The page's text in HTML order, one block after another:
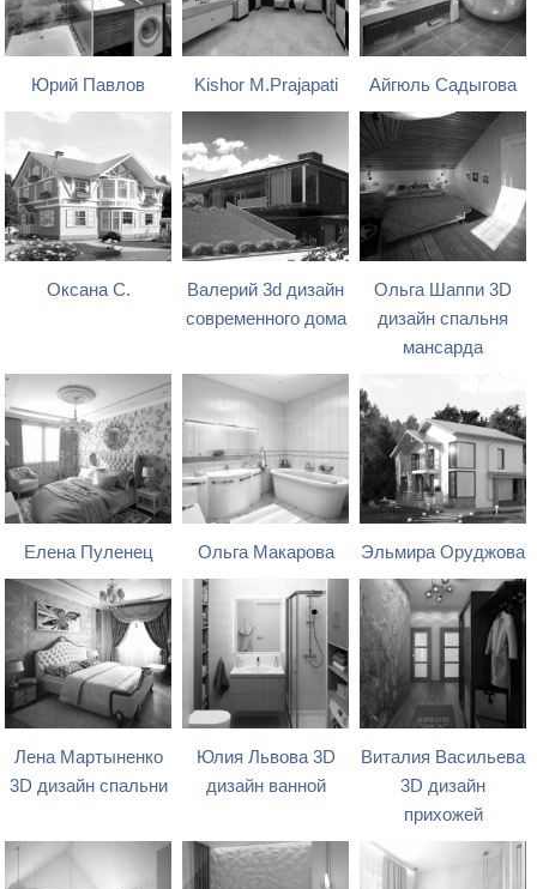
Юрий Павлов Kishor M.Prajapati Айгюль Садыгова
Оксана С.
Валерий 3d дизайн
современного дома
Ольга Шаппи 3D
дизайн спальня
мансарда
Елена Пуленец Ольга Макарова Эльмира Оруджова
Лена Мартыненко
3D дизайн спальни
Юлия Львова 3D
дизайн ванной
Виталия Васильева
3D дизайн
прихожей